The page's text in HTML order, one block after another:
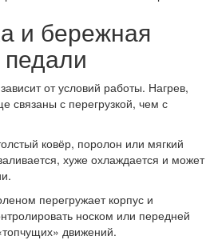
и бережная
педали
от условий работы. Нагрев,
связаны с перегрузкой, чем с
ковёр, поролон или мягкий
хуже охлаждается и может
перегружает корпус и
носком или передней
движений.